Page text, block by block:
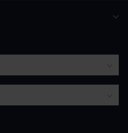
en analyse. Deze
van hun services.